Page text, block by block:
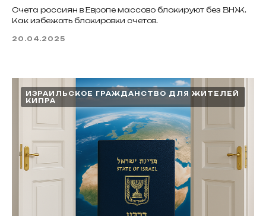
Счета россиян в Европе массово блокируют без ВНЖ.
Как избежать блокировки счетов.
20.04.2025
ИЗРАИЛЬСКОЕ ГРАЖДАНСТВО ДЛЯ ЖИТЕЛЕЙ
КИПРА